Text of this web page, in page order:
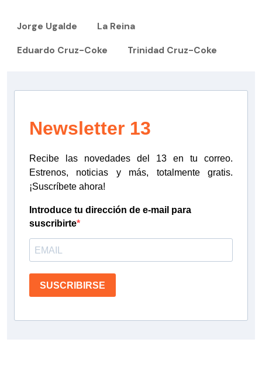
Jorge Ugalde La Reina
Eduardo Cruz-Coke Trinidad Cruz-Coke
Newsletter 13
Recibe las novedades del 13 en tu correo.
Estrenos, noticias y más, totalmente gratis.
¡Suscríbete ahora!
Introduce tu dirección de e-mail para
suscribirte
SUSCRIBIRSE